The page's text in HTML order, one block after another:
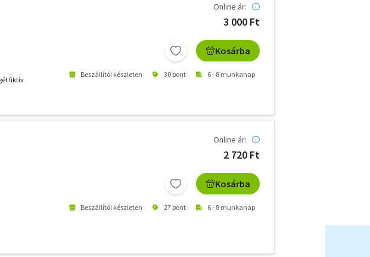
fiktív
Online ár:
3 000 Ft
Kosárba
Beszállítói készleten 30 pont 6 - 8 munkanap
Online ár:
2 720 Ft
Kosárba
Beszállítói készleten 27 pont 6 - 8 munkanap